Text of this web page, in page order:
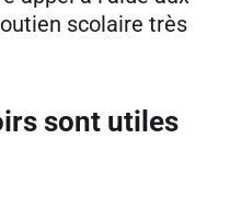
scolaire très
sont utiles